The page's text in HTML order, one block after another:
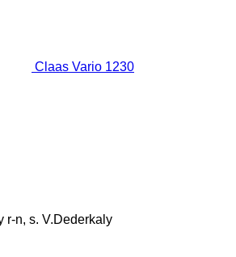
Claas Vario 1230
r-n, s. V.Dederkaly